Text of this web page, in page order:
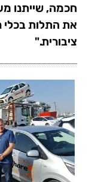
חכמה, שייתנו
את התלות בכלי
ציבורית."